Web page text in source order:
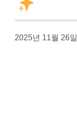
2025년 11월 26일